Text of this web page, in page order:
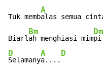
Tuk memb
A
alas semua
Biarl
Bm
ah menghiasi mim
Dm
pi
D
Selamany
A
a....
D